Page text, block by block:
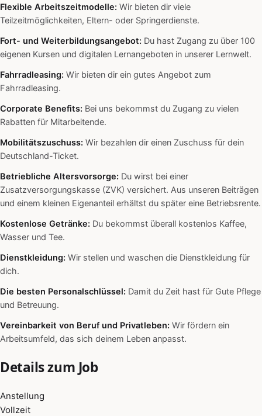
Flexible Arbeitszeitmodelle: Wir bieten dir viele
Teilzeitmöglichkeiten, Eltern- oder Springerdienste.
Fort- und Weiterbildungsangebot: Du hast Zugang zu über 100
eigenen Kursen und digitalen Lernangeboten in unserer Lernwelt.
Fahrradleasing: Wir bieten dir ein gutes Angebot zum
Fahrradleasing.
Corporate Benefits: Bei uns bekommst du Zugang zu vielen
Rabatten für Mitarbeitende.
Mobilitätszuschuss: Wir bezahlen dir einen Zuschuss für dein
Deutschland-Ticket.
Betriebliche Altersvorsorge: Du wirst bei einer
Zusatzversorgungskasse (ZVK) versichert. Aus unseren Beiträgen
und einem kleinen Eigenanteil erhältst du später eine Betriebsrente.
Kostenlose Getränke: Du bekommst überall kostenlos Kaffee,
Wasser und Tee.
Dienstkleidung: Wir stellen und waschen die Dienstkleidung für
dich.
Die besten Personalschlüssel: Damit du Zeit hast für Gute Pflege
und Betreuung.
Vereinbarkeit von Beruf und Privatleben: Wir fördern ein
Arbeitsumfeld, das sich deinem Leben anpasst.
Details zum Job
Anstellung
Vollzeit